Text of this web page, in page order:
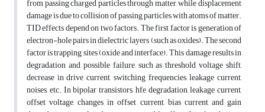
from passing charged particles through matter, while displacement
damage is due to collision of passing particles with atoms of matter.
TID effects depend on two factors. The first factor is generation of
electron-hole pairs in dielectric layers (such as oxides). The second
factor is trapping sites (oxide and interface). This damage results in
degradation and possible failure, such as threshold voltage shift,
decrease in drive current, switching frequencies, leakage current,
noises, etc. In bipolar transistors, hfe degradation, leakage current,
offset voltage, changes in offset current, bias current and gain